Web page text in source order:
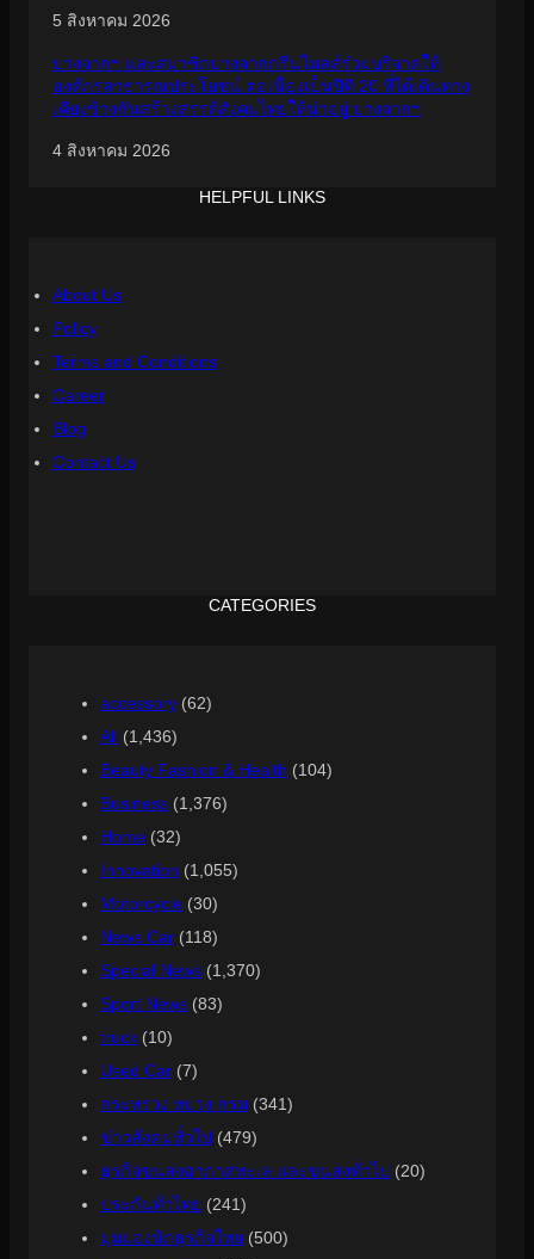
5 สิงหาคม 2026
บางจากฯ และสมาชิกบางจากกรีนไมลส์ร่วมบริจาคให้
องค์กรสาธารณประโยชน์ ต่อเนื่องเป็นปีที่ 20 ที่ได้เดินทาง
เคียงข้างกันสร้างสรรค์สังคมไทยให้น่าอยู่ บางจากฯ
4 สิงหาคม 2026
HELPFUL LINKS
About Us
Policy
Terms and Conditions
Career
Blog
Contact Us
CATEGORIES
accessory (62)
All (1,436)
Beauty Fashion & Health (104)
Business (1,376)
Home (32)
Innovation (1,055)
Motorcycle (30)
News Car (118)
Special News (1,370)
Sport News (83)
truck (10)
Used Car (7)
กระทรวง ทบวง กรม (341)
ข่าวสังคมทั่วไป (479)
ธุรกิจขนส่งอากาศทะเล และขนส่งทั่วไป (20)
ประกันทั่วไทย (241)
มุมมองนักธุรกิจไทย (500)